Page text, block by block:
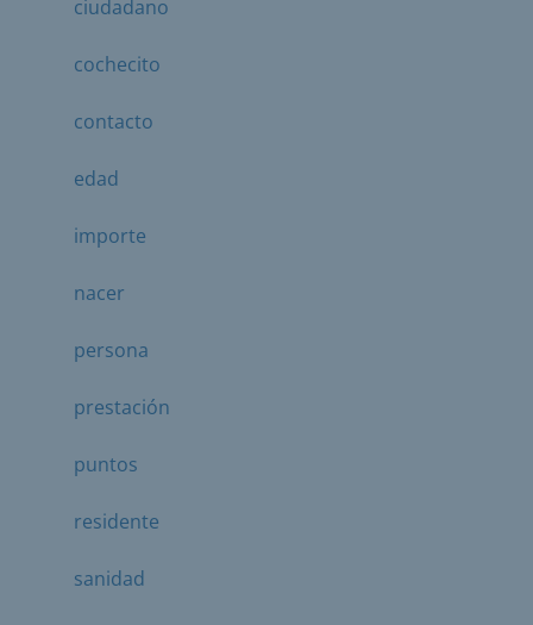
ciudadano
cochecito
contacto
edad
importe
nacer
persona
prestación
puntos
residente
sanidad